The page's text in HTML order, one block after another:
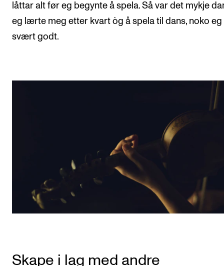
låttar alt før eg begynte å spela. Så var det mykje
eg lærte meg etter kvart òg å spela til dans, noko eg
svært godt.
Skape i lag med andre